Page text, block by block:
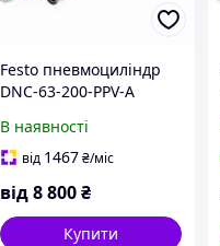
Festo пневмоциліндр
DNC-63-200-PPV-A
В наявності
від 1467₴/міс
від8 800₴
Купити